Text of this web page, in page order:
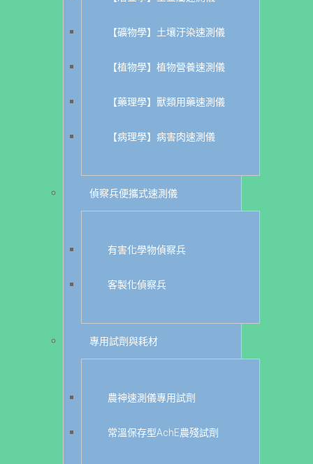
【礦物學】土壤汙染速測儀
【植物學】植物營養速測儀
【藥理學】獸類用藥速測儀
【病理學】病害肉速測儀
偵察兵便攜式速測儀
有害化學物偵察兵
客製化偵察兵
專用試劑與耗材
農神速測儀專用試劑
常溫保存型AchE農殘試劑